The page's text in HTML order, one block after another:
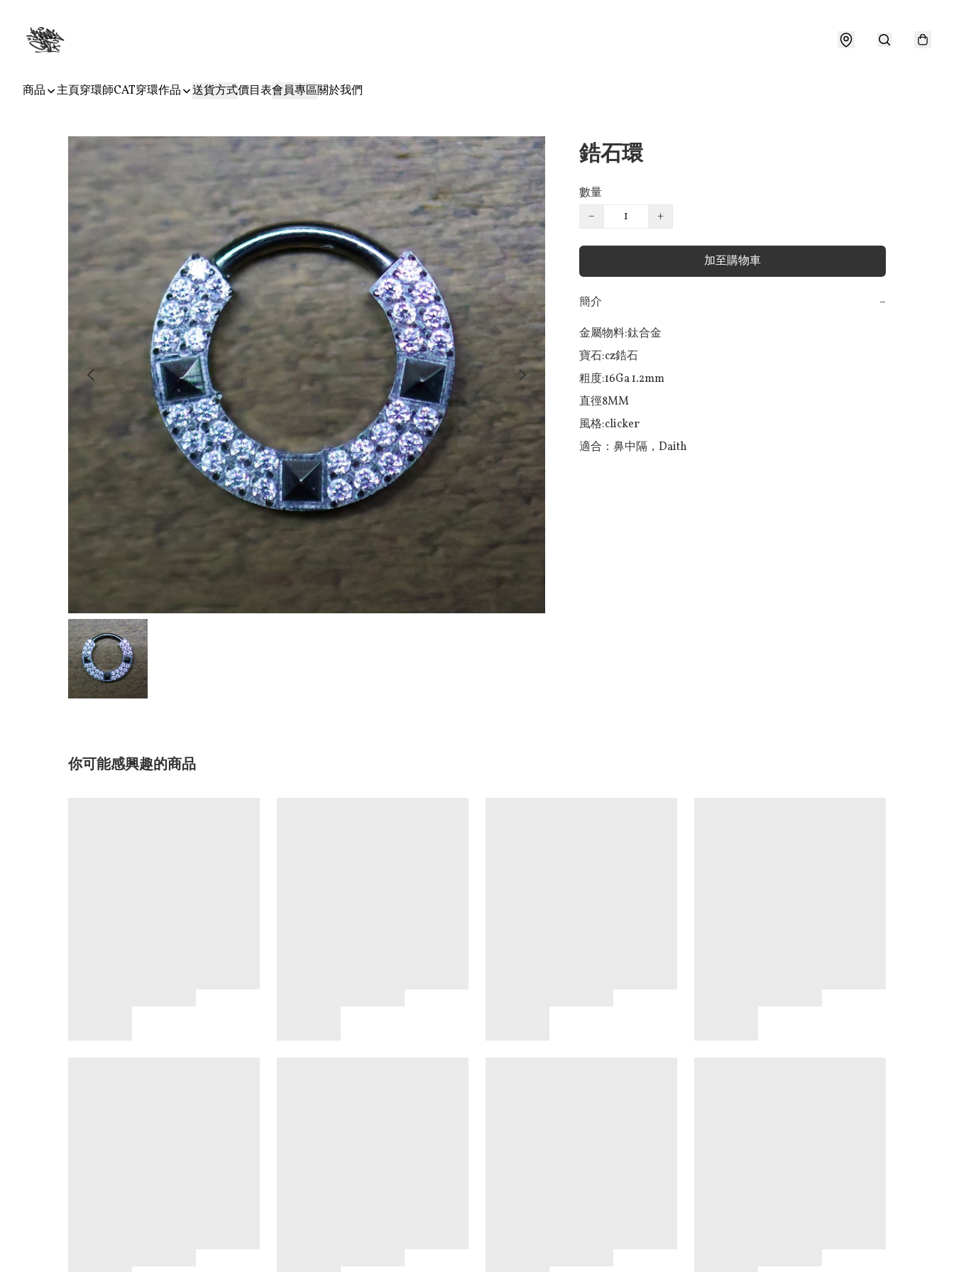
商品 主頁穿環師CAT穿環作品 送貨方式價目表會員專區關於我們
鋯石環
數量
−
+
加至購物車
簡介
−
金屬物料:鈦合金
寶石:cz鋯石
粗度:16Ga 1.2mm
直徑8MM
風格:clicker
適合：鼻中隔，Daith
你可能感興趣的商品